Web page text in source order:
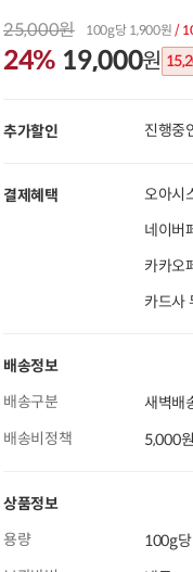
25,000원 100g당 1,900원 /
24% 19,000원
추가할인 진행중
결제혜택
오아시
네이버
카카오
카드사
배송정보
배송구분
새벽배
배송비정책
5,000
상품정보
용량
100g